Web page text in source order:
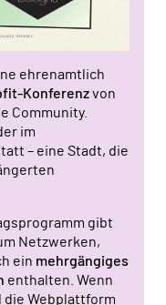
ehrenamtlich
Konferenzvon
Community.
im
– eine Stadt, die
gibt
Netzwerken,
ein mehrgängiges
enthalten. Wenn
die Webplattform